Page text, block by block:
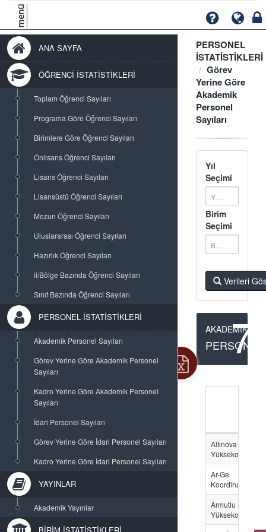
menü
ANA SAYFA
ÖĞRENCİ İSTATİSTİKLERİ
Toplam Öğrenci Sayıları
Programa Göre Öğrenci Sayıları
Birimlere Göre Öğrenci Sayıları
Önlisans Öğrenci Sayıları
Lisans Öğrenci Sayıları
Lisansüstü Öğrenci Sayıları
Mezun Öğrenci Sayıları
Uluslararası Öğrenci Sayıları
Hazırlık Öğrenci Sayıları
il/Bölge Bazında Öğrenci Sayıları
Sınıf Bazında Öğrenci Sayıları
PERSONEL İSTATİSTİKLERİ
Akademik Personel Sayıları
Görev Yerine Göre Akademik Personel
Sayıları
Kadro Yerine Göre Akademik Personel
Sayıları
İdari Personel Sayıları
Görev Yerine Göre İdari Personel Sayıları
Kadro Yerine Göre İdari Personel Sayıları
YAYINLAR
Akademik Yayınlar
PERSONEL
İSTATİSTİKLERİ
Görev
Yerine Göre
Akademik
Personel
Sayıları
Yıl
Seçimi
Birim
Seçimi
Verileri
AKADEMİK
PERSONEL
Altınova Meslek
Yüksekokulu
Ar-Ge
Koordinatörlüğü
Armutlu Meslek
Yüksekokulu